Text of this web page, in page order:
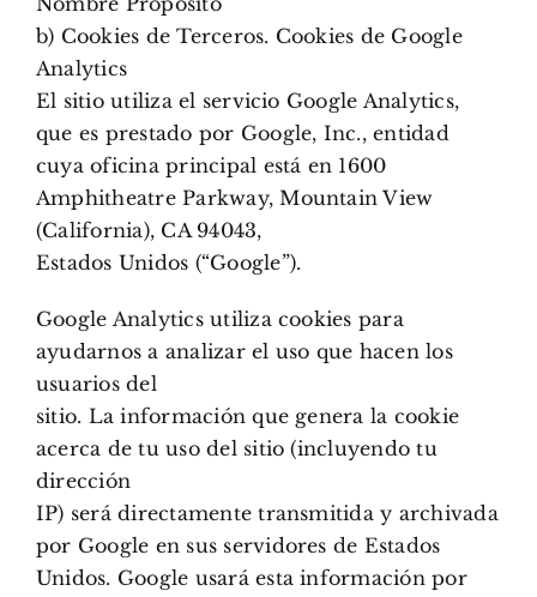
b) Cookies de Terceros. Cookies de Google
Analytics
El sitio utiliza el servicio Google Analytics,
que es prestado por Google, Inc., entidad
cuya oficina principal está en 1600
Amphitheatre Parkway, Mountain View
(California), CA 94043,
Estados Unidos (“Google”).
Google Analytics utiliza cookies para
ayudarnos a analizar el uso que hacen los
usuarios del
sitio. La información que genera la cookie
acerca de tu uso del sitio (incluyendo tu
dirección
IP) será directamente transmitida y archivada
por Google en sus servidores de Estados
Unidos. Google usará esta información por